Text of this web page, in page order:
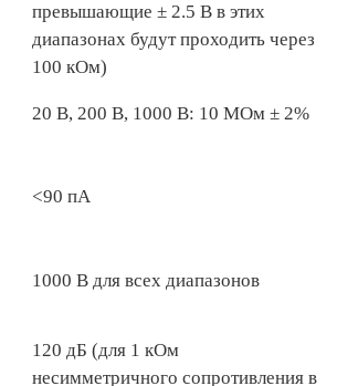
превышающие ± 2.5 В в этих
диапазонах будут проходить через
100 кОм)
20 В, 200 В, 1000 В: 10 MОм ± 2%
<90 пA
1000 В для всех диапазонов
120 дБ (для 1 кОм
несимметричного сопротивления в